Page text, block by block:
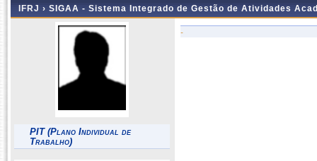
IFRJ › SIGAA - Sistema Integrado de Gestão de Atividades
PIT (Plano Individual de
Trabalho)
-